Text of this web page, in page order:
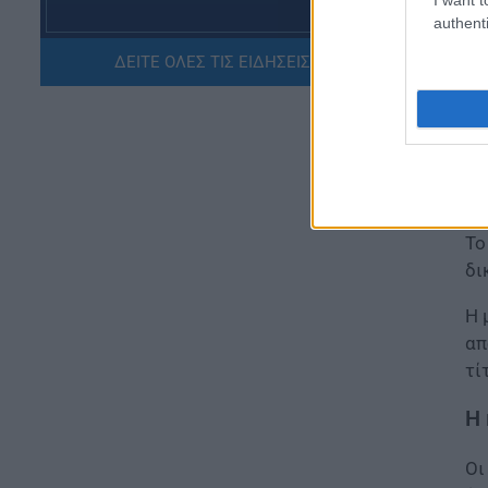
ΠΑΙΔΕΙΑ
ΝΕΟ φοιτητικό επίδομα: Για
ποιούς φοιτητές
μαθητές και εκπαιδευτικούς –
ΔΕΙΤΕ ΟΛΕΣ ΤΙΣ ΕΙΔΗΣΕΙΣ ΕΔΩ »
Η
Η